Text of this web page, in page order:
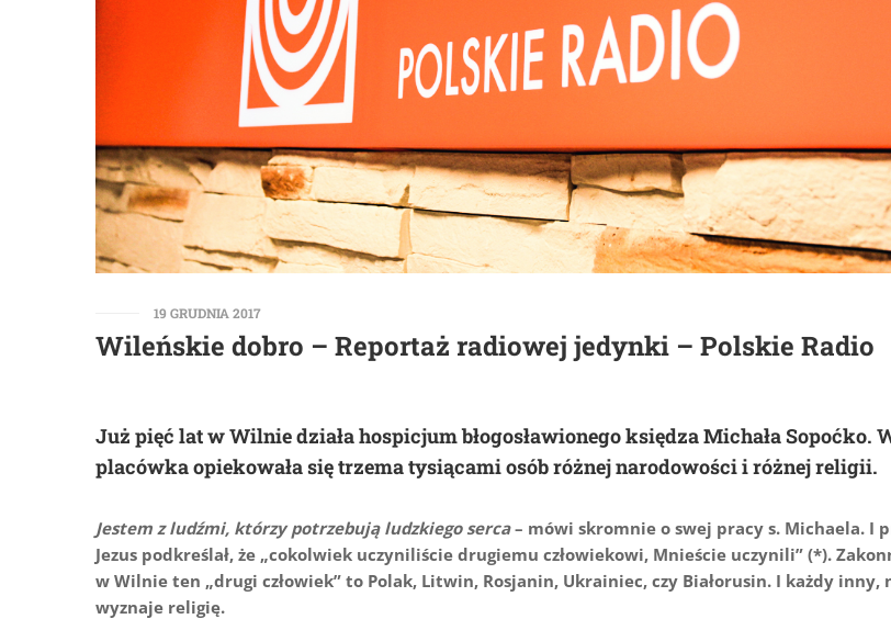
19 GRUDNIA 2017
Wileńskie dobro – Reportaż radiowej jedynki – Polskie Radio
Już pięć lat w Wilnie działa hospicjum błogosławionego księdza Michała Sopoćko.
placówka opiekowała się trzema tysiącami osób różnej narodowości i różnej religii.
Jestem z ludźmi, którzy potrzebują ludzkiego serca– mówi skromnie o swej pracy s. Michaela. I
Jezus podkreślał, że „cokolwiek uczyniliście drugiemu człowiekowi, Mnieście uczynili” (*).
w Wilnie ten „drugi człowiek” to Polak, Litwin, Rosjanin, Ukrainiec, czy Białorusin. I każdy inny,
wyznaje religię.